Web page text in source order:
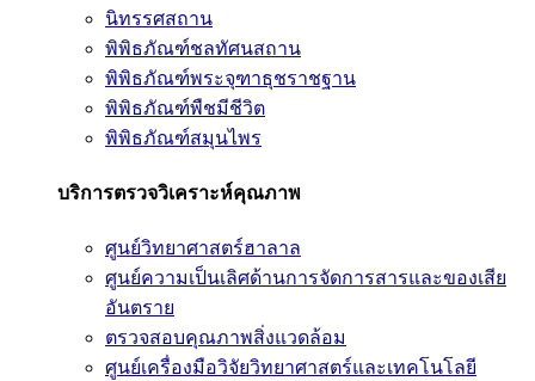
นิทรรศสถาน
พิพิธภัณฑ์ชลทัศนสถาน
พิพิธภัณฑ์พระจุฑาธุชราชฐาน
พิพิธภัณฑ์พืชมีชีวิต
พิพิธภัณฑ์สมุนไพร
บริการตรวจวิเคราะห์คุณภาพ
ศูนย์วิทยาศาสตร์ฮาลาล
ศูนย์ความเป็นเลิศด้านการจัดการสารและของเสีย
อันตราย
ตรวจสอบคุณภาพสิ่งแวดล้อม
ศูนย์เครื่องมือวิจัยวิทยาศาสตร์และเทคโนโลยี